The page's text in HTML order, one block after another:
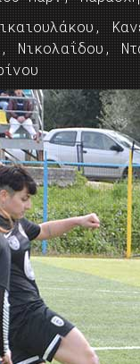
Νικολαΐδου,